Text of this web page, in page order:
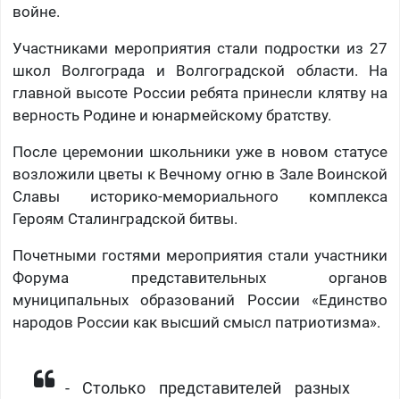
войне.
Участниками мероприятия стали подростки из 27
школ Волгограда и Волгоградской области. На
главной высоте России ребята принесли клятву на
верность Родине и юнармейскому братству.
После церемонии школьники уже в новом статусе
возложили цветы к Вечному огню в Зале Воинской
Славы историко-мемориального комплекса
Героям Сталинградской битвы.
Почетными гостями мероприятия стали участники
Форума представительных органов
муниципальных образований России «Единство
народов России как высший смысл патриотизма».
- Столько представителей разных